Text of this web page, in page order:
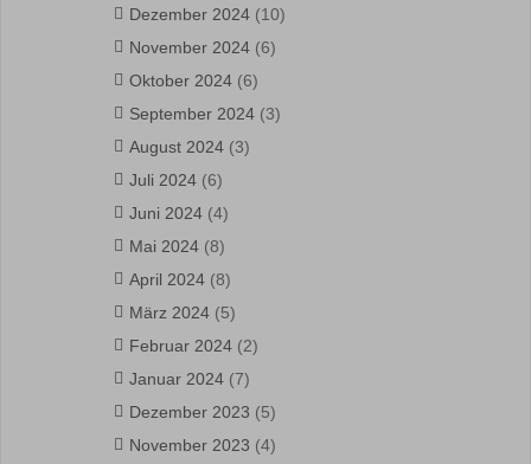
Dezember 2024 (10)
November 2024 (6)
Oktober 2024 (6)
September 2024 (3)
August 2024 (3)
Juli 2024 (6)
Juni 2024 (4)
Mai 2024 (8)
April 2024 (8)
März 2024 (5)
Februar 2024 (2)
Januar 2024 (7)
Dezember 2023 (5)
November 2023 (4)